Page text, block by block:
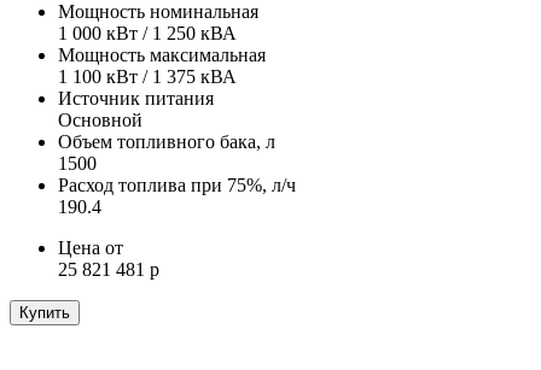
Мощность номинальная
1 000 кВт / 1 250 кВА
Мощность максимальная
1 100 кВт / 1 375 кВА
Источник питания
Основной
Объем топливного бака, л
1500
Расход топлива при 75%, л/ч
190.4
Цена от
25 821 481 р
Купить